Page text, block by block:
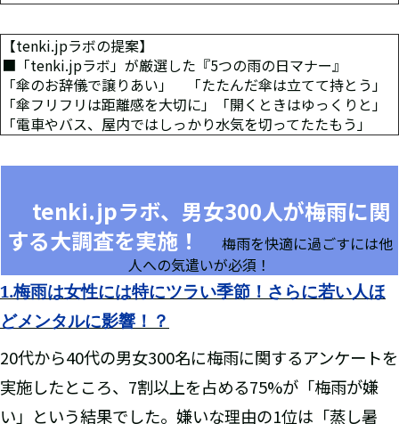
【tenki.jpラボの提案】
■「tenki.jpラボ」が厳選した『5つの雨の日マナー』
「傘のお辞儀で譲りあい」 「たたんだ傘は立てて持とう」
「傘フリフリは距離感を大切に」「開くときはゆっくりと」
「電車やバス、屋内ではしっかり水気を切ってたたもう」
tenki.jpラボ、男女300人が梅雨に関
する大調査を実施！
梅雨を快適に過ごすには他
人への気遣いが必須！
1.梅雨は女性には特にツラい季節！さらに若い人ほ
どメンタルに影響！？
20代から40代の男女300名に梅雨に関するアンケートを
実施したところ、7割以上を占める75%が「梅雨が嫌
い」という結果でした。嫌いな理由の1位は「蒸し暑